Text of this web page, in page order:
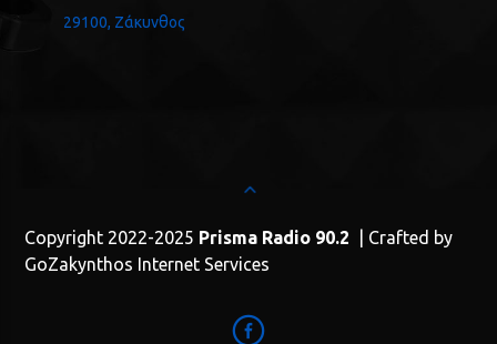
29100, Ζάκυνθος
Copyright 2022-2025 Prisma Radio 90.2 | Crafted by
GoZakynthos Internet Services